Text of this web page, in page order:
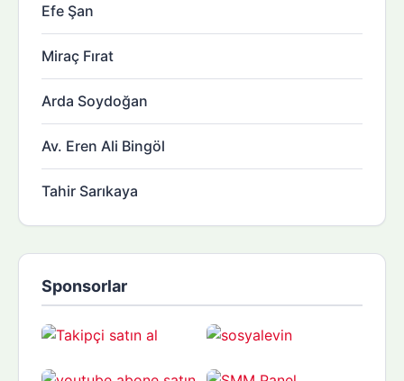
Efe Şan
Miraç Fırat
Arda Soydoğan
Av. Eren Ali Bingöl
Tahir Sarıkaya
Sponsorlar